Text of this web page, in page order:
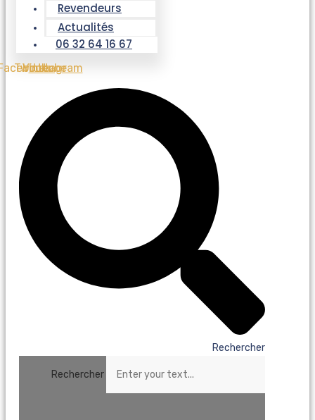
Revendeurs
Actualités
06 32 64 16 67
Twitter
Youtube
Instagram
Rechercher
Rechercher